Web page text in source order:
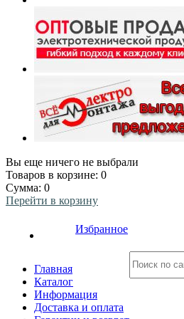
Вы еще ничего не выбрали
Товаров в корзине: 0
Сумма: 0
Перейти в корзину
Избранное
Главная
Каталог
Информация
Доставка и оплата